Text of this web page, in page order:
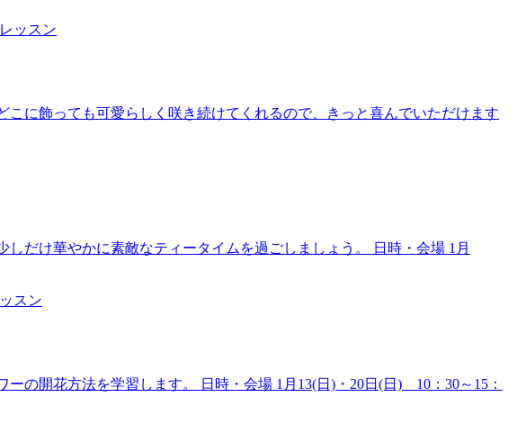
ッスン
に飾っても可愛らしく咲き続けてくれるので、きっと喜んでいただけます
だけ華やかに素敵なティータイムを過ごしましょう。 日時・会場 1月
スン
の開花方法を学習します。 日時・会場 1月13(日)・20日(日) 10：30～15：